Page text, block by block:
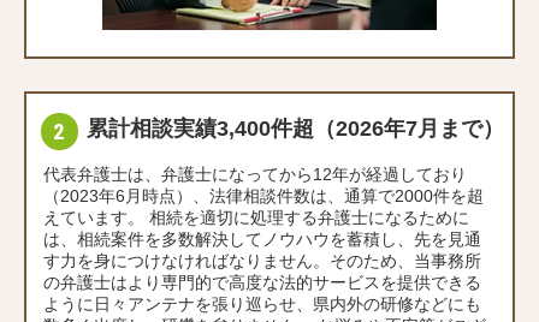
累計相談実績3,400件超（2026年7月まで）
代表弁護士は、弁護士になってから12年が経過しており
（2023年6月時点）、法律相談件数は、通算で2000件を超
えています。 相続を適切に処理する弁護士になるために
は、相続案件を多数解決してノウハウを蓄積し、先を見通
す力を身につけなければなりません。そのため、当事務所
の弁護士はより専門的で高度な法的サービスを提供できる
ように日々アンテナを張り巡らせ、県内外の研修などにも